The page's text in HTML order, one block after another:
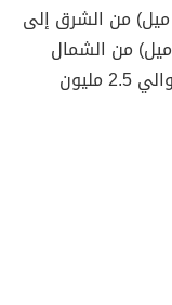
يبلغ عرضها حوالي 2800 كيلومتر (1700 ميل) من الشرق إلى
الغرب وما يصل إلى 1500 كيلومتر (900 ميل) من الشمال
إلى الجنوب، وتبلغ مساحتها الإجمالية حوالي 2.5 مليون